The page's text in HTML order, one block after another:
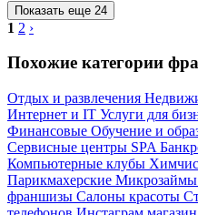
Показать еще 24
1 2 ›
Похожие категории
Отдых и развлечения
Интернет и IT Услуги для
Финансовые Обучение и
Сервисные центры SPA
Компьютерные клубы
Парикмахерские Микрозаймы
франшизы Салоны красоты